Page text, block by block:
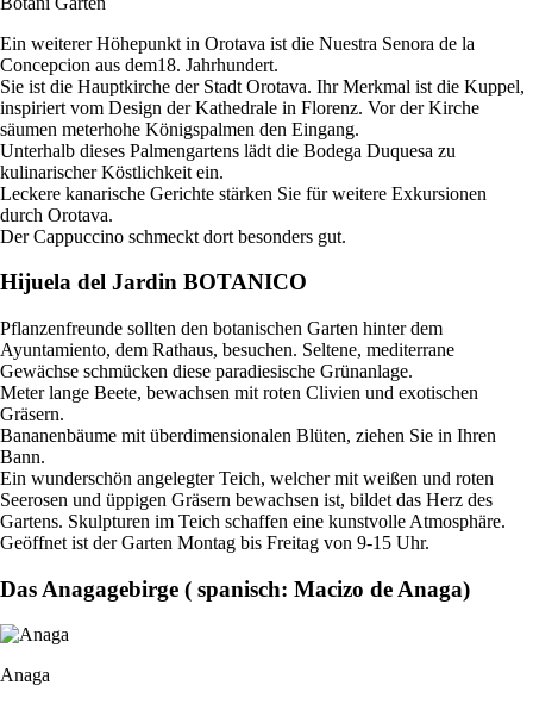
Ein weiterer Höhepunkt in Orotava ist die Nuestra Senora de la
Concepcion aus dem18. Jahrhundert.
Sie ist die Hauptkirche der Stadt Orotava. Ihr Merkmal ist die Kuppel,
inspiriert vom Design der Kathedrale in Florenz. Vor der Kirche
säumen meterhohe Königspalmen den Eingang.
Unterhalb dieses Palmengartens lädt die Bodega Duquesa zu
kulinarischer Köstlichkeit ein.
Leckere kanarische Gerichte stärken Sie für weitere Exkursionen
durch Orotava.
Der Cappuccino schmeckt dort besonders gut.
Hijuela del Jardin BOTANICO
Pflanzenfreunde sollten den botanischen Garten hinter dem
Ayuntamiento, dem Rathaus, besuchen. Seltene, mediterrane
Gewächse schmücken diese paradiesische Grünanlage.
Meter lange Beete, bewachsen mit roten Clivien und exotischen
Gräsern.
Bananenbäume mit überdimensionalen Blüten, ziehen Sie in Ihren
Bann.
Ein wunderschön angelegter Teich, welcher mit weißen und roten
Seerosen und üppigen Gräsern bewachsen ist, bildet das Herz des
Gartens. Skulpturen im Teich schaffen eine kunstvolle Atmosphäre.
Geöffnet ist der Garten Montag bis Freitag von 9-15 Uhr.
Das Anagagebirge ( spanisch: Macizo de Anaga)
Anaga